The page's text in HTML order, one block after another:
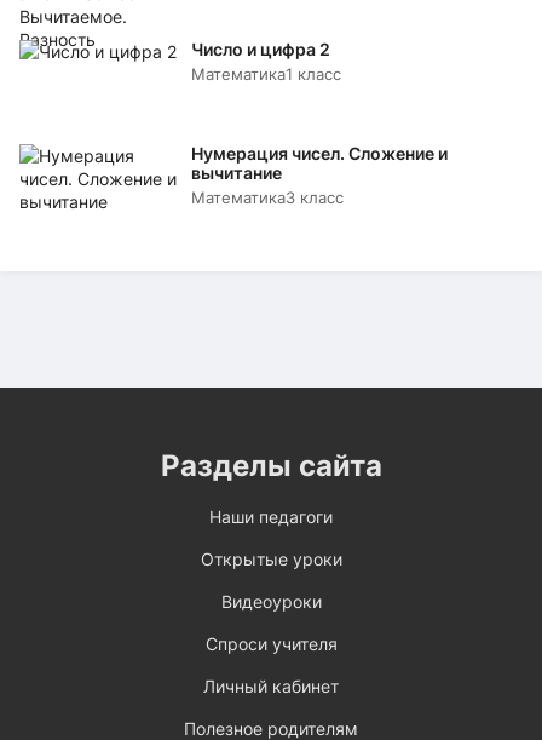
Число и цифра 2
Математика1 класс
Нумерация чисел. Сложение и
вычитание
Математика3 класс
Разделы сайта
Наши педагоги
Открытые уроки
Видеоуроки
Спроси учителя
Личный кабинет
Полезное родителям